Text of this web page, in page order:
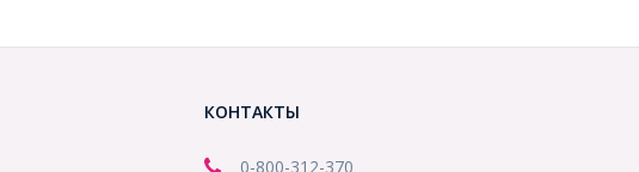
КОНТАКТЫ
0-800-312-370